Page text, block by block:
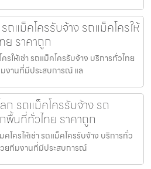
ถแม็คโครรับจ้าง รถแม็คโครให้
ย ราคาถูก
รให้เช่า รถแม็คโครรับจ้าง บริการทั่วไทย
งานที่มีประสบการณ์ แล
ก รถแม็คโครรับจ้าง รถ
พื้นที่ทั่วไทย ราคาถูก
โครให้เช่า รถแม็คโครรับจ้าง บริการทั่ว
วยทีมงานที่มีประสบการณ์